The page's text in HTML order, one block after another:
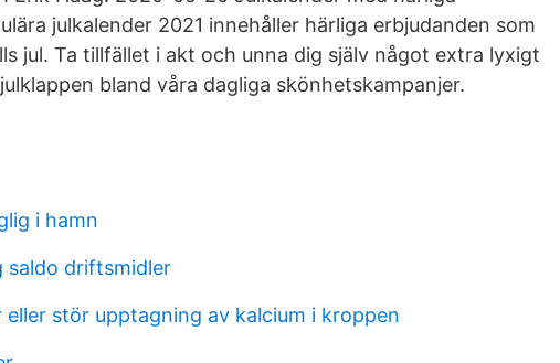
julkalender 2021 innehåller härliga erbjudanden som
jul. Ta tillfället i akt och unna dig själv något extra lyxigt
bland våra dagliga skönhetskampanjer.
i hamn
driftsmidler
eller stör upptagning av kalcium i kroppen